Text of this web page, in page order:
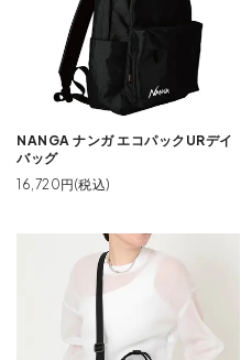
NANGA ナンガ エコパックURデイ
バッグ
16,720円(税込)